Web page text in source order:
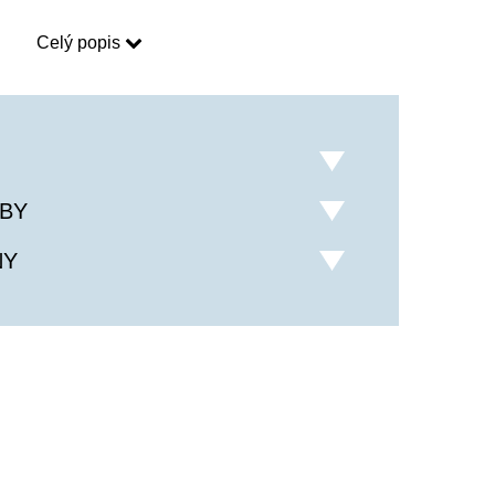
objednávky”).
Celý popis